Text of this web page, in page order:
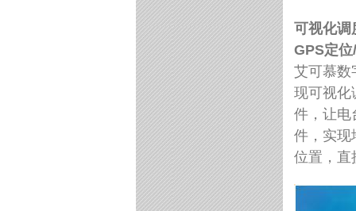
可视化调
GPS定
艾可慕数
现可视化
件，让电
件，实现
位置，直